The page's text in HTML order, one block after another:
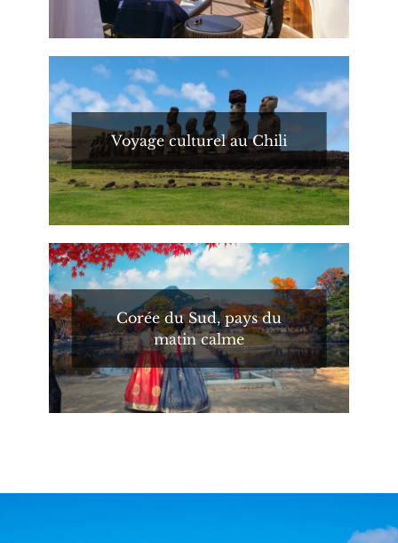
Voyage culturel au Chili
Corée du Sud, pays du
matin calme